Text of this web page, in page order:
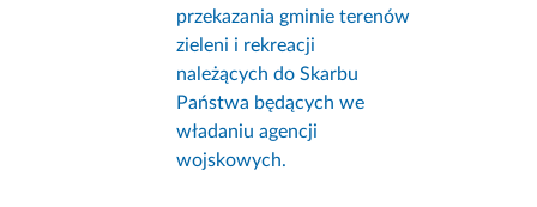
przekazania gminie terenów
zieleni i rekreacji
należących do Skarbu
Państwa będących we
władaniu agencji
wojskowych.